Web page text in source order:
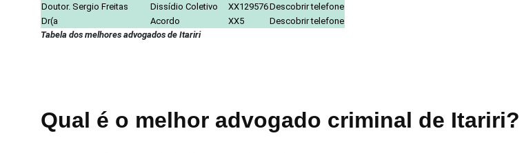
Doutor. Sergio Freitas
Dissídio Coletivo XX129576Descobrir telefone
Dr(a
Acordo XX5
Descobrir telefone
Tabela dos melhores advogados de Itariri
Qual é o melhor advogado criminal de Itariri?